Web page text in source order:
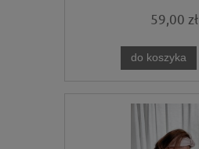
59,00 zł
do koszyka